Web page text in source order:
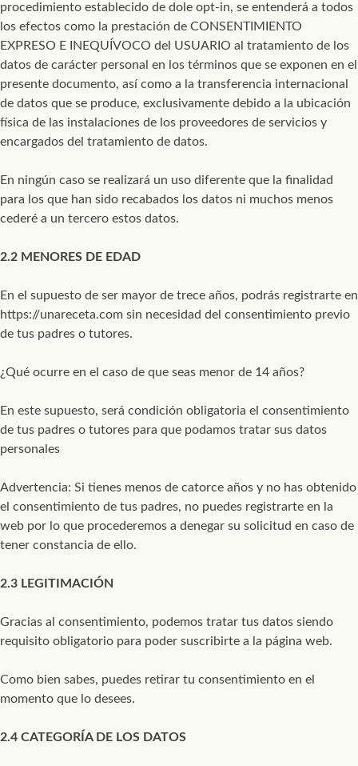
procedimiento establecido de dole opt-in, se entenderá a todos
los efectos como la prestación de CONSENTIMIENTO
EXPRESO E INEQUÍVOCO del USUARIO al tratamiento de los
datos de carácter personal en los términos que se exponen en el
presente documento, así como a la transferencia internacional
de datos que se produce, exclusivamente debido a la ubicación
física de las instalaciones de los proveedores de servicios y
encargados del tratamiento de datos.
En ningún caso se realizará un uso diferente que la finalidad
para los que han sido recabados los datos ni muchos menos
cederé a un tercero estos datos.
2.2 MENORES DE EDAD
En el supuesto de ser mayor de trece años, podrás registrarte en
https://unareceta.com sin necesidad del consentimiento previo
de tus padres o tutores.
¿Qué ocurre en el caso de que seas menor de 14 años?
En este supuesto, será condición obligatoria el consentimiento
de tus padres o tutores para que podamos tratar sus datos
personales
Advertencia: Si tienes menos de catorce años y no has obtenido
el consentimiento de tus padres, no puedes registrarte en la
web por lo que procederemos a denegar su solicitud en caso de
tener constancia de ello.
2.3 LEGITIMACIÓN
Gracias al consentimiento, podemos tratar tus datos siendo
requisito obligatorio para poder suscribirte a la página web.
Como bien sabes, puedes retirar tu consentimiento en el
momento que lo desees.
2.4 CATEGORÍA DE LOS DATOS